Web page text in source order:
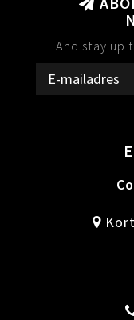
And stay up